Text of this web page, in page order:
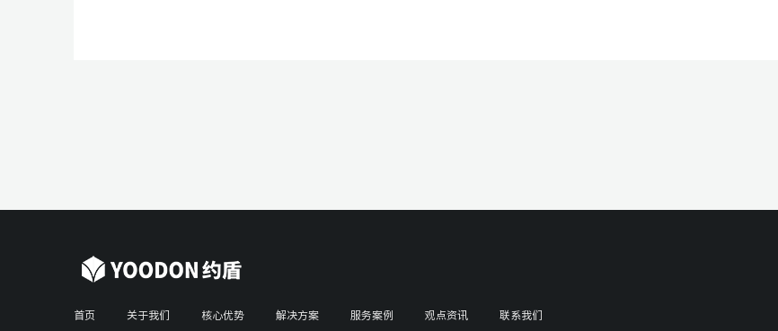
首页 关于我们 核心优势 解决方案 服务案例 观点资讯 联系我们